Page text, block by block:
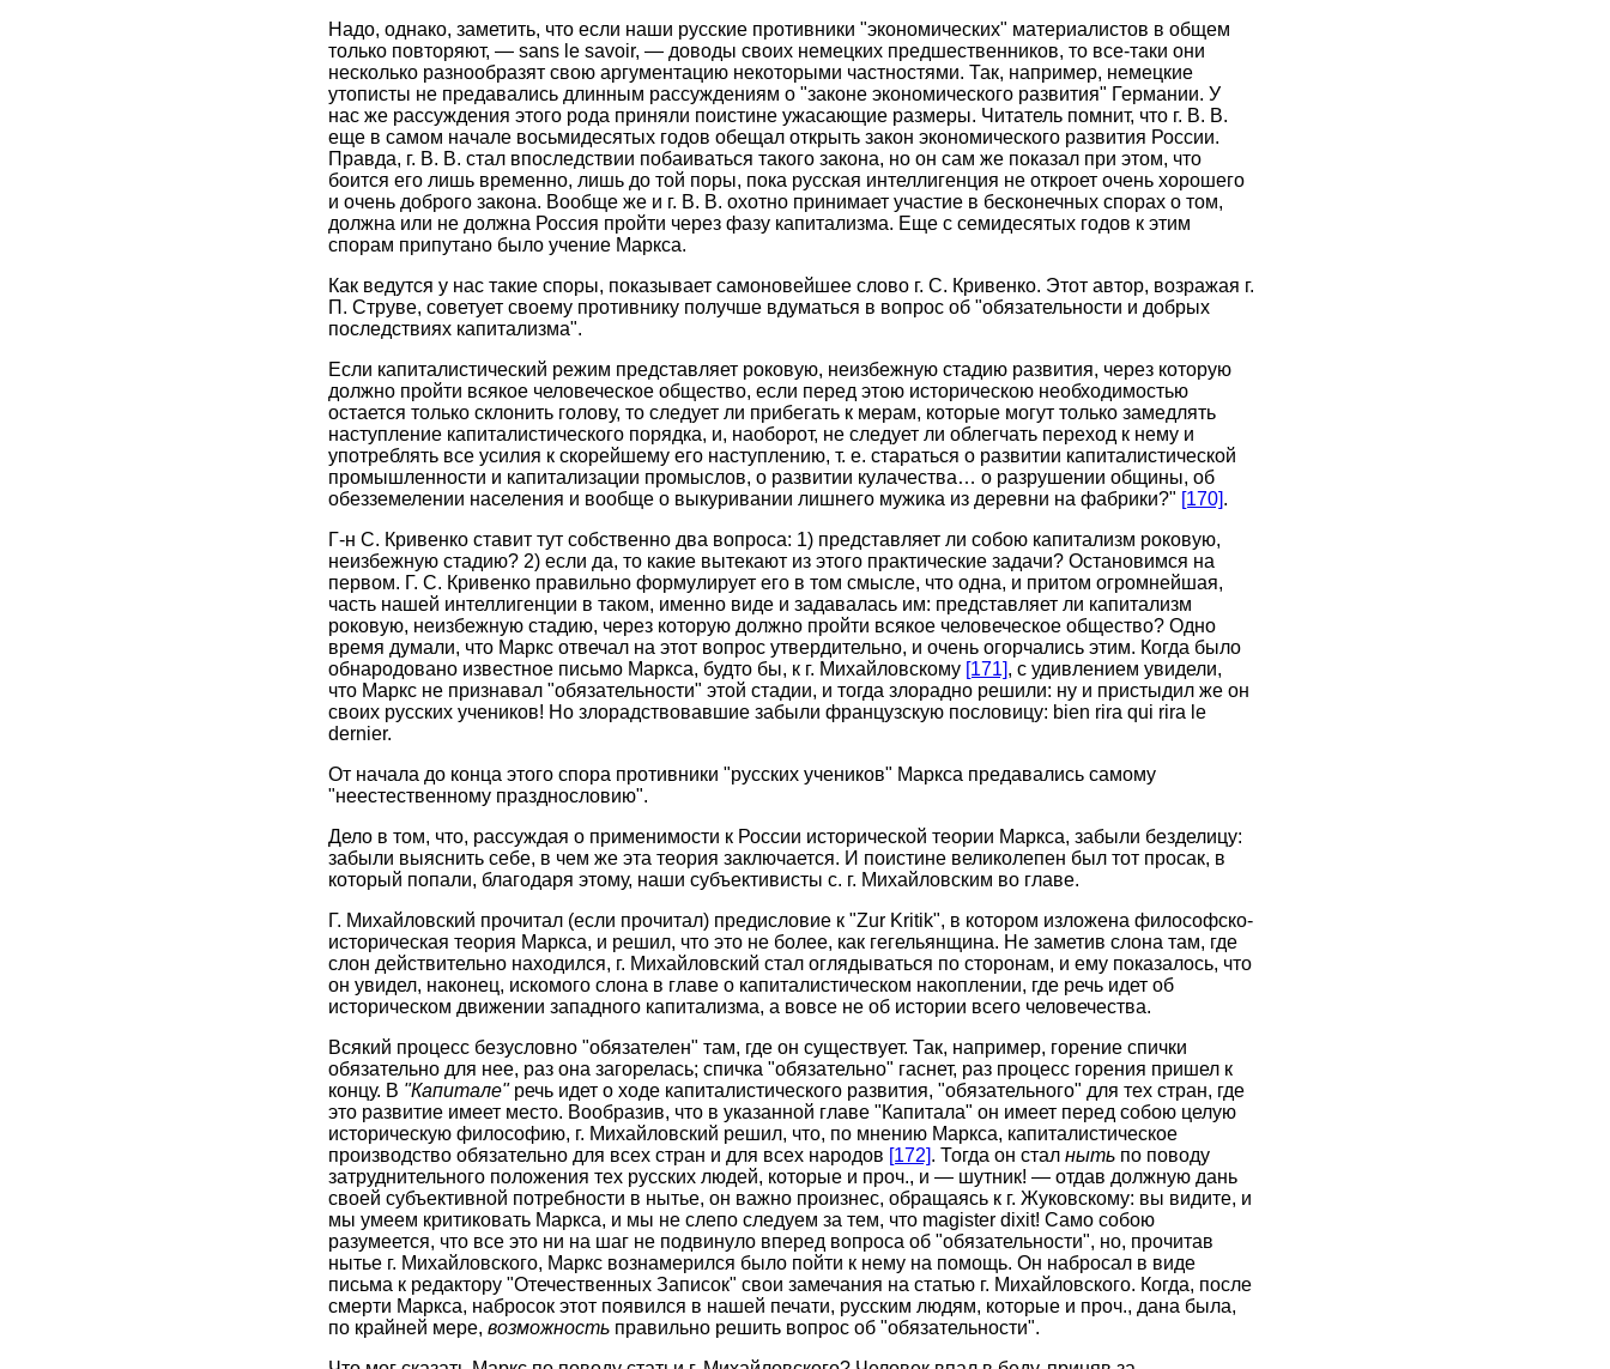
Надо, однако, заметить, что если наши русские противники "экономических" материалистов в общем
только повторяют, — sans le savoir, — доводы своих немецких предшественников, то все-таки они
несколько разнообразят свою аргументацию некоторыми частностями. Так, например, немецкие
утописты не предавались длинным рассуждениям о "законе экономического развития" Германии. У
нас же рассуждения этого рода приняли поистине ужасающие размеры. Читатель помнит, что г. В. В.
еще в самом начале восьмидесятых годов обещал открыть закон экономического развития России.
Правда, г. В. В. стал впоследствии побаиваться такого закона, но он сам же показал при этом, что
боится его лишь временно, лишь до той поры, пока русская интеллигенция не откроет очень хорошего
и очень доброго закона. Вообще же и г. В. В. охотно принимает участие в бесконечных спорах о том,
должна или не должна Россия пройти через фазу капитализма. Еще с семидесятых годов к этим
спорам припутано было учение Маркса.
Как ведутся у нас такие споры, показывает самоновейшее слово г. С. Кривенко. Этот автор, возражая г.
П. Струве, советует своему противнику получше вдуматься в вопрос об "обязательности и добрых
последствиях капитализма".
Если капиталистический режим представляет роковую, неизбежную стадию развития, через которую
должно пройти всякое человеческое общество, если перед этою историческою необходимостью
остается только склонить голову, то следует ли прибегать к мерам, которые могут только замедлять
наступление капиталистического порядка, и, наоборот, не следует ли облегчать переход к нему и
употреблять все усилия к скорейшему его наступлению, т. е. стараться о развитии капиталистической
промышленности и капитализации промыслов, о развитии кулачества… о разрушении общины, об
обезземелении населения и вообще о выкуривании лишнего мужика из деревни на фабрики?" [170].
Г-н С. Кривенко ставит тут собственно два вопроса: 1) представляет ли собою капитализм роковую,
неизбежную стадию? 2) если да, то какие вытекают из этого практические задачи? Остановимся на
первом. Г. С. Кривенко правильно формулирует его в том смысле, что одна, и притом огромнейшая,
часть нашей интеллигенции в таком, именно виде и задавалась им: представляет ли капитализм
роковую, неизбежную стадию, через которую должно пройти всякое человеческое общество? Одно
время думали, что Маркс отвечал на этот вопрос утвердительно, и очень огорчались этим. Когда было
обнародовано известное письмо Маркса, будто бы, к г. Михайловскому [171], с удивлением увидели,
что Маркс не признавал "обязательности" этой стадии, и тогда злорадно решили: ну и пристыдил же он
своих русских учеников! Но злорадствовавшие забыли французскую пословицу: bien rira qui rira le
dernier.
От начала до конца этого спора противники "русских учеников" Маркса предавались самому
"неестественному празднословию".
Дело в том, что, рассуждая о применимости к России исторической теории Маркса, забыли безделицу:
забыли выяснить себе, в чем же эта теория заключается. И поистине великолепен был тот просак, в
который попали, благодаря этому, наши субъективисты с. г. Михайловским во главе.
Г. Михайловский прочитал (если прочитал) предисловие к "Zur Kritik", в котором изложена философско-
историческая теория Маркса, и решил, что это не более, как гегельянщина. Не заметив слона там, где
слон действительно находился, г. Михайловский стал оглядываться по сторонам, и ему показалось, что
он увидел, наконец, искомого слона в главе о капиталистическом накоплении, где речь идет об
историческом движении западного капитализма, а вовсе не об истории всего человечества.
Всякий процесс безусловно "обязателен" там, где он существует. Так, например, горение спички
обязательно для нее, раз она загорелась; спичка "обязательно" гаснет, раз процесс горения пришел к
концу. В "Капитале"речь идет о ходе капиталистического развития, "обязательного" для тех стран, где
это развитие имеет место. Вообразив, что в указанной главе "Капитала" он имеет перед собою целую
историческую философию, г. Михайловский решил, что, по мнению Маркса, капиталистическое
производство обязательно для всех стран и для всех народов [172]. Тогда он стал нытьпо поводу
затруднительного положения тех русских людей, которые и проч., и — шутник! — отдав должную дань
своей субъективной потребности в нытье, он важно произнес, обращаясь к г. Жуковскому: вы видите, и
мы умеем критиковать Маркса, и мы не слепо следуем за тем, что magister dixit! Само собою
разумеется, что все это ни на шаг не подвинуло вперед вопроса об "обязательности", но, прочитав
нытье г. Михайловского, Маркс вознамерился было пойти к нему на помощь. Он набросал в виде
письма к редактору "Отечественных Записок" свои замечания на статью г. Михайловского. Когда, после
смерти Маркса, набросок этот появился в нашей печати, русским людям, которые и проч., дана была,
по крайней мере, возможностьправильно решить вопрос об "обязательности".